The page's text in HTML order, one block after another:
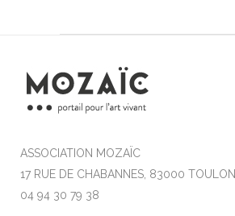
ASSOCIATION MOZAÏC
17 RUE DE CHABANNES, 83000 TOULON
04 94 30 79 38